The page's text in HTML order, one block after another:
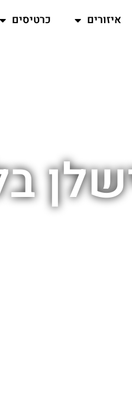
איזורים כרטיסים